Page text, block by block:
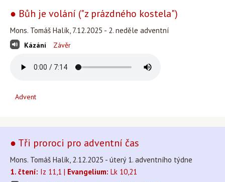
● Bůh je volání ("z prázdného kostela")
Mons. Tomáš Halík, 7.12.2025 - 2. neděle adventní
Kázání Závěr
Advent
● Tři proroci pro adventní čas
Mons. Tomáš Halík, 2.12.2025 - úterý 1. adventního týdne
1. čtení: Iz 11,1 | Evangelium: Lk 10,21